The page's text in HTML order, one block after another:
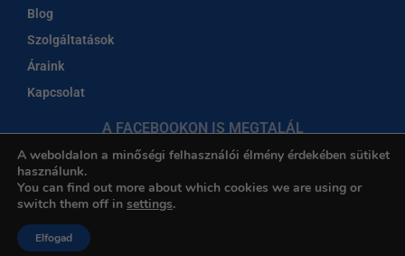
Blog
Szolgáltatások
Áraink
Kapcsolat
A FACEBOOKON IS MEGTALÁL
© Minden jog fenntartva! |
A weboldalon a minőségi felhasználói élmény érdekében sütiket
használunk.
You can find out more about which cookies we are using or
switch them off in settings.
Elfogad